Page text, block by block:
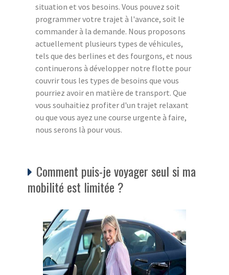
situation et vos besoins. Vous pouvez soit
programmer votre trajet à l'avance, soit le
commander à la demande. Nous proposons
actuellement plusieurs types de véhicules,
tels que des berlines et des fourgons, et nous
continuerons à développer notre flotte pour
couvrir tous les types de besoins que vous
pourriez avoir en matière de transport. Que
vous souhaitiez profiter d'un trajet relaxant
ou que vous ayez une course urgente à faire,
nous serons là pour vous.
Comment puis-je voyager seul si ma
mobilité est limitée ?